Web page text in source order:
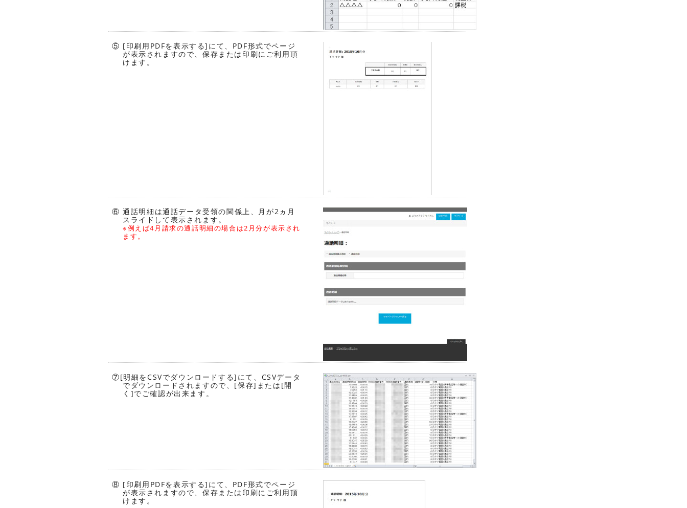
⑤ [印刷用PDFを表示する]にて、PDF形式でページ
が表示されますので、保存または印刷にご利用頂
けます。
⑥ 通話明細は通話データ受領の関係上、月が2ヵ月
スライドして表示されます。
※例えば4月請求の通話明細の場合は2月分が表示され
ます。
⑦[明細をCSVでダウンロードする]にて、CSVデータ
でダウンロードされますので、[保存]または[開
く]でご確認が出来ます。
⑧ [印刷用PDFを表示する]にて、PDF形式でページ
が表示されますので、保存または印刷にご利用頂
けます。